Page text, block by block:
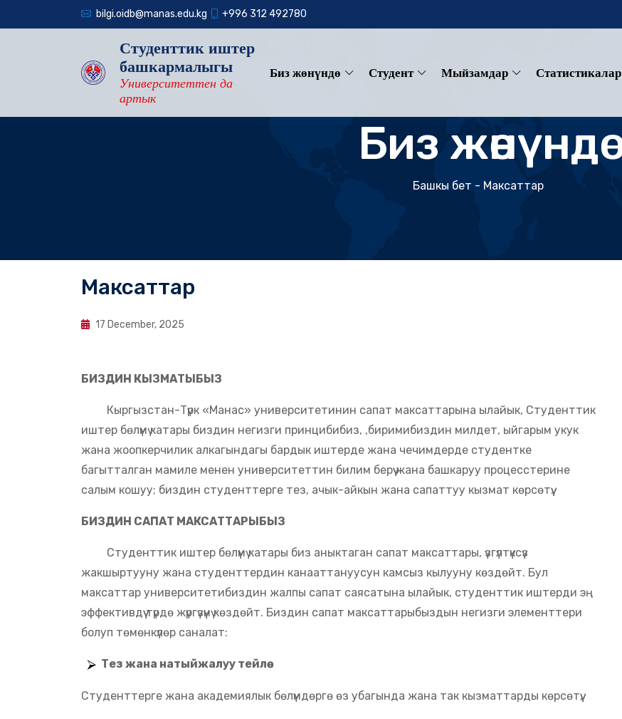
bilgi.oidb@manas.edu.kg +996 312 492780
Студенттик иштер
башкармалыгы
Университеттен да
артык
Биз жөнүндө Студент Мыйзамдар Статистикалар
Биз жөнүндө
Башкы бет - Максаттар
Максаттар
17 December, 2025
БИЗДИН КЫЗМАТЫБЫЗ
Кыргызстан-Түрк «Манас» университетинин сапат максаттарына ылайык, Студенттик
иштер бөлүмү катары биздин негизги принцибибиз, ,биримибиздин милдет, ыйгарым укук
жана жоопкерчилик алкагындагы бардык иштерде жана чечимдерде студентке
багытталган мамиле менен университеттин билим берүү жана башкаруу процесстерине
салым кошуу; биздин студенттерге тез, ачык-айкын жана сапаттуу кызмат көрсөтүү.
БИЗДИН САПАТ МАКСАТТАРЫБЫЗ
Студенттик иштер бөлүмү катары биз аныктаган сапат максаттары, үзгүлтүксүз
жакшыртууну жана студенттердин канааттануусун камсыз кылууну көздөйт. Бул
максаттар университетибиздин жалпы сапат саясатына ылайык, студенттик иштерди эң ​​
эффективдүү түрдө жүргүзүүнү көздөйт. Биздин сапат максаттарыбыздын негизги элементтери
болуп төмөнкүлөр саналат:
Тез жана натыйжалуу тейлөө
Студенттерге жана академиялык бөлүмдөргө өз убагында жана так кызматтарды көрсөтүү,